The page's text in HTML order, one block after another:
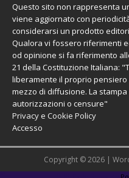
Questo sito non rappresenta
viene aggiornato con
considerarsi un prodotto
Qualora vi fossero riferimenti
od opinione si fa riferimento
21 della Costituzione Italiana:
liberamente il proprio
mezzo di diffusione. La
autorizzazioni o censure"
Privacy e Cookie Policy
Accesso
Copyright © 2026 |